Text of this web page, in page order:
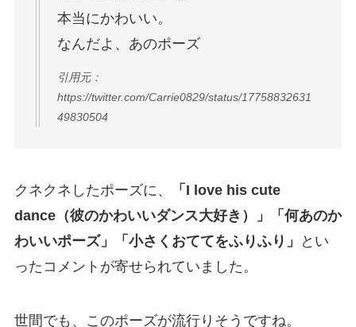
本当にかわいい。
なんだよ、あのポーズ
引用元：
https://twitter.com/Carrie0829/status/17758832631
49830504
クネクネしたポーズに、
「I love his cute
dance（彼のかわいいダンス大好き）」「何あのか
わいいポーズ」「小さくおててをふりふり」
とい
ったコメントが寄せられていました。
世間でも、このポーズが流行りそうですね。